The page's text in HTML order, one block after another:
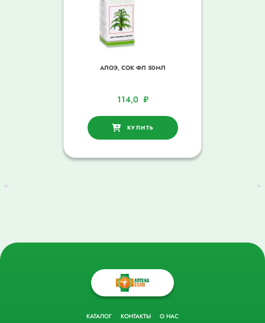
АЛОЭ, СОК ФЛ 50МЛ
114,0 ₽
КУПИТЬ
КАТАЛОГ КОНТАКТЫ О НАС